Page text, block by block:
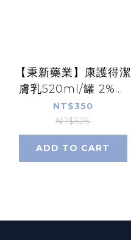
【秉新藥業】康護得潔
膚乳520ml/罐 2%水
楊酸 膠原蛋白玻尿酸
ALL IN ONE 親膚配
方 清潔+保養 康富久
久
NT$350
NT$525
ADD TO CART